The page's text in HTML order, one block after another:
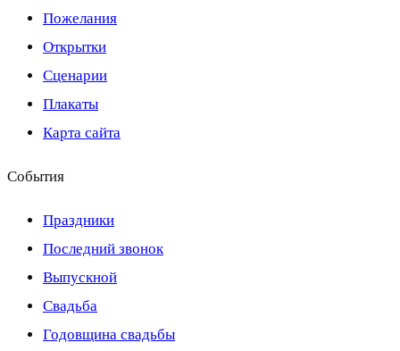
Пожелания
Открытки
Сценарии
Плакаты
Карта сайта
События
Праздники
Последний звонок
Выпускной
Свадьба
Годовщина свадьбы